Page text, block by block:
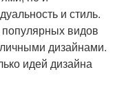
и стиль.
видов
дизайнами.
идей дизайна